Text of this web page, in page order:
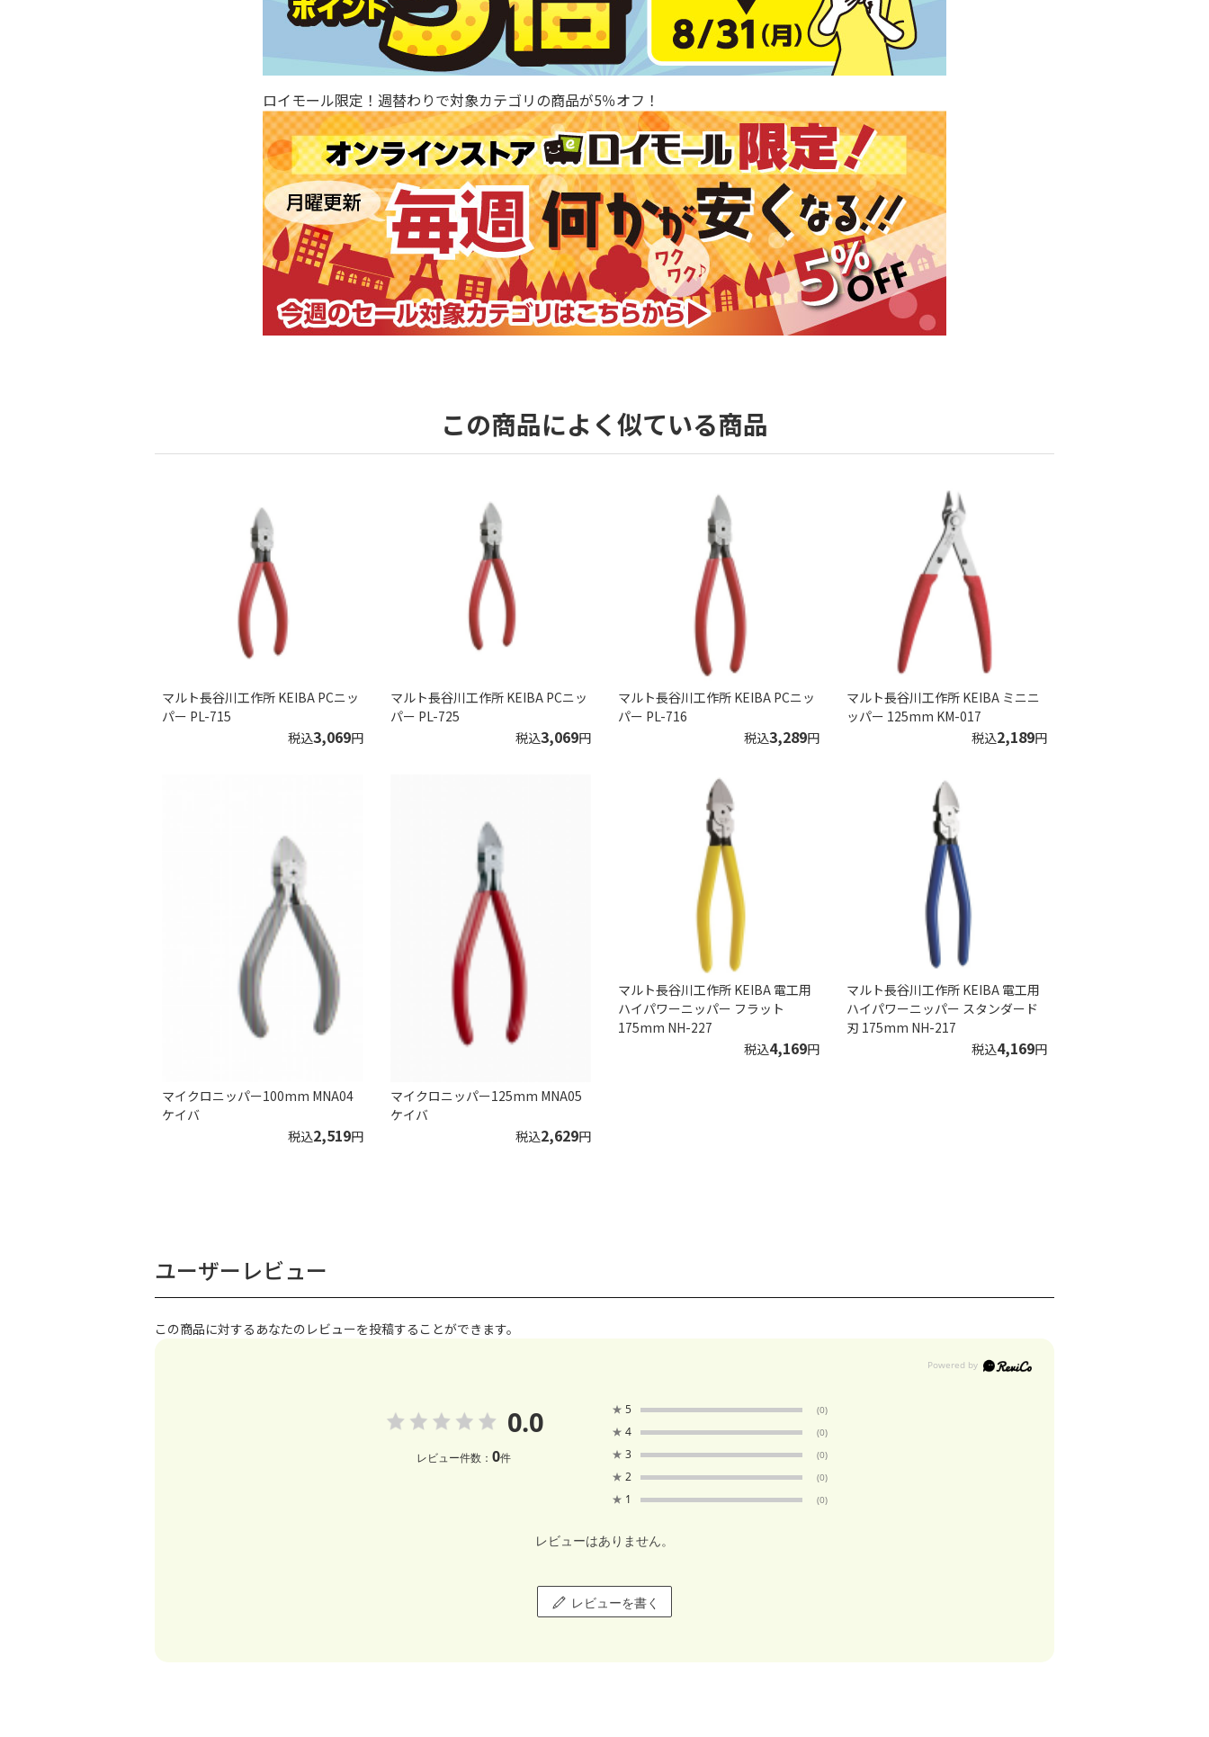
ロイモール限定！週替わりで対象カテゴリの商品が5％オフ！
この商品によく似ている商品
マルト長谷川工作所 KEIBA PCニッ
パー PL-715
税込3,069円
マルト長谷川工作所 KEIBA PCニッ
パー PL-725
税込3,069円
マルト長谷川工作所 KEIBA PCニッ
パー PL-716
税込3,289円
マルト長谷川工作所 KEIBA ミニニ
ッパー 125mm KM-017
税込2,189円
マイクロニッパー100mm MNA04
ケイバ
税込2,519円
マイクロニッパー125mm MNA05
ケイバ
税込2,629円
マルト長谷川工作所 KEIBA 電工用
ハイパワーニッパー フラット
175mm NH-227
税込4,169円
マルト長谷川工作所 KEIBA 電工用
ハイパワーニッパー スタンダード
刃 175mm NH-217
税込4,169円
ユーザーレビュー
この商品に対するあなたのレビューを投稿することができます。
0.0
レビュー件数： 0件
★ 5 (0)
★ 4 (0)
★ 3 (0)
★ 2 (0)
★ 1 (0)
レビューはありません。
レビューを書く